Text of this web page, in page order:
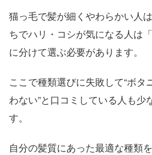
猫っ毛で髪が細くやわらかい人
ちでハリ・コシが気になる人は
に分けて選ぶ必要があります。
ここで種類選びに失敗して“ボタ
わない”と口コミしている人も少
す。
自分の髪質にあった最適な種類